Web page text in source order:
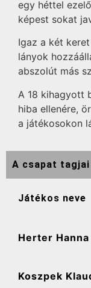
egy héttel
képest sokat
Igaz a két
lányok
abszolút más
A 18 kihagyott
hiba ellenére,
a játékosokon
A csapat tagjai
Játékos neve
Herter Hanna
Koszpek